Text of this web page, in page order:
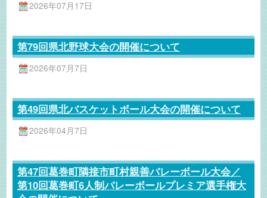
2026年07月17日
第79回県北野球大会の開催について
2026年07月7日
第49回県北バスケットボール大会の開催について
2026年04月7日
第47回葛巻町隣接市町村親善バレーボール大会／
第10回葛巻町6人制バレーボールプレミア選手権大